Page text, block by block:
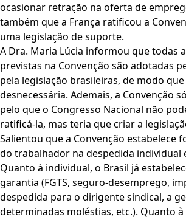
ocasionar retração na oferta de
também que a França ratificou a
uma legislação de suporte.
A Dra. Maria Lúcia informou que todas
previstas na Convenção são adotadas
pela legislação brasileiras, de modo
desnecessária. Ademais, a Convenção
pelo que o Congresso Nacional não
ratificá-la, mas teria que criar a
Salientou que a Convenção estabelece
do trabalhador na despedida individual
Quanto à individual, o Brasil já
garantia (FGTS, seguro-desemprego,
despedida para o dirigente sindical, a
determinadas moléstias, etc.). Quanto